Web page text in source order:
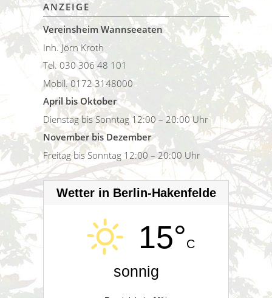
ANZEIGE
Vereinsheim Wannseeaten
Inh. Jörn Kroth
Tel. 030 306 48 101
Mobil. 0172 3148000
April bis Oktober
Dienstag bis Sonntag 12:00 – 20:00 Uhr
November bis Dezember
Freitag bis Sonntag 12:00 – 20:00 Uhr
Wetter in Berlin-Hakenfelde
15°C
sonnig